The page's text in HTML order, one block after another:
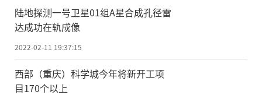
陆地探测一号卫星01组A星合成孔径雷
达成功在轨成像
2022-02-11 19:37:15
西部（重庆）科学城今年将新开工项
目170个以上